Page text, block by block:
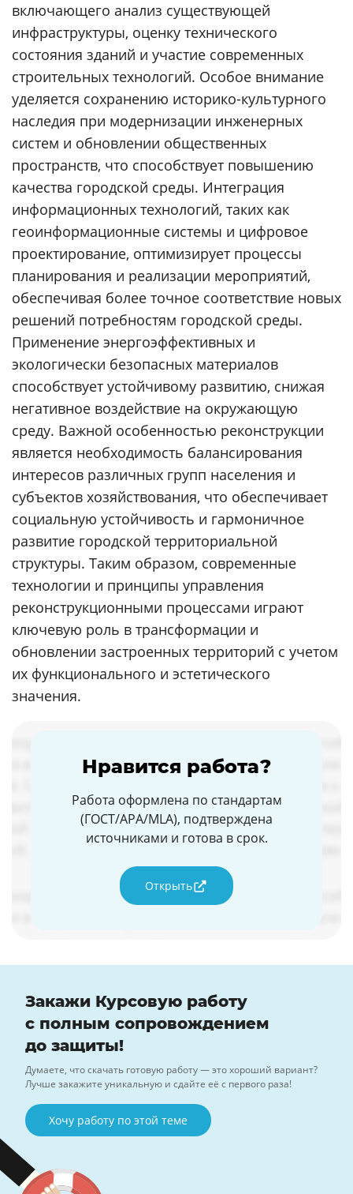
включающего анализ существующей
инфраструктуры, оценку технического
состояния зданий и участие современных
строительных технологий. Особое внимание
уделяется сохранению историко-культурного
наследия при модернизации инженерных
систем и обновлении общественных
пространств, что способствует повышению
качества городской среды. Интеграция
информационных технологий, таких как
геоинформационные системы и цифровое
проектирование, оптимизирует процессы
планирования и реализации мероприятий,
обеспечивая более точное соответствие новых
решений потребностям городской среды.
Применение энергоэффективных и
экологически безопасных материалов
способствует устойчивому развитию, снижая
негативное воздействие на окружающую
среду. Важной особенностью реконструкции
является необходимость балансирования
интересов различных групп населения и
субъектов хозяйствования, что обеспечивает
социальную устойчивость и гармоничное
развитие городской территориальной
структуры. Таким образом, современные
технологии и принципы управления
реконструкционными процессами играют
ключевую роль в трансформации и
обновлении застроенных территорий с учетом
их функционального и эстетического
значения.
Нравится работа?
Работа оформлена по стандартам
(ГОСТ/APA/MLA), подтверждена
источниками и готова в срок.
Открыть
Закажи Курсовую работу
с полным сопровождением
до защиты!
Думаете, что скачать готовую работу — это хороший вариант?
Лучше закажите уникальную и сдайте её с первого раза!
Хочу работу по этой теме